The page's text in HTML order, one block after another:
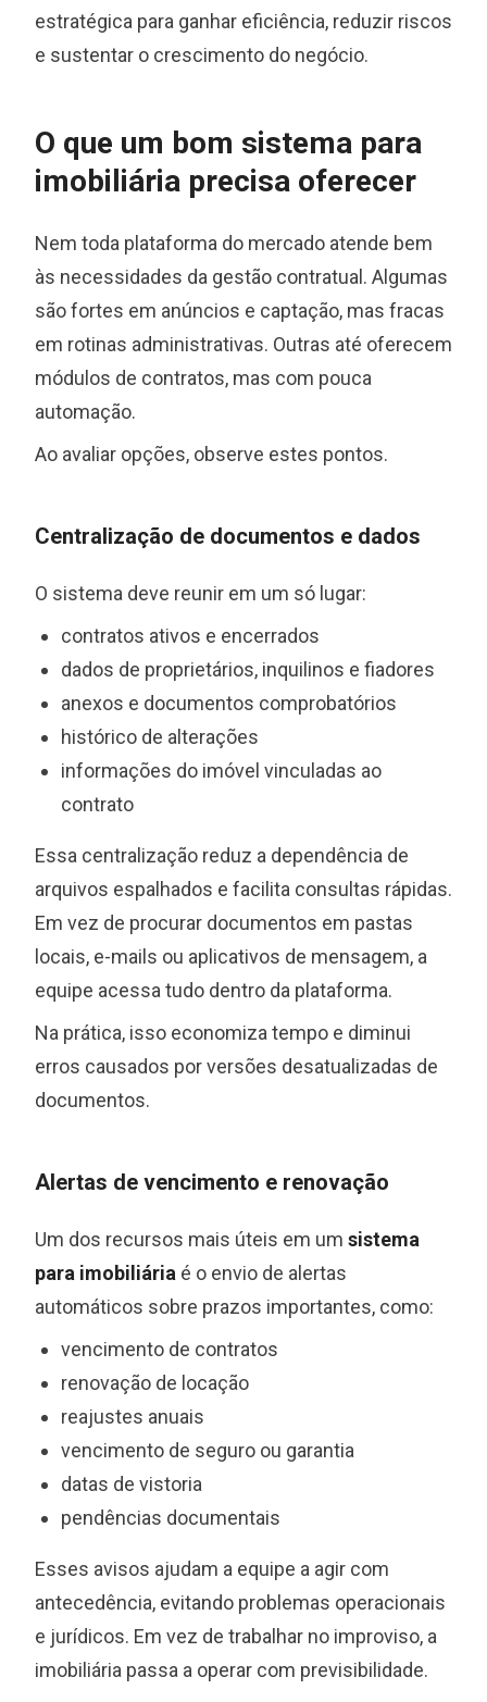
estratégica para ganhar eficiência, reduzir riscos
e sustentar o crescimento do negócio.
O que um bom sistema para
imobiliária precisa oferecer
Nem toda plataforma do mercado atende bem
às necessidades da gestão contratual. Algumas
são fortes em anúncios e captação, mas fracas
em rotinas administrativas. Outras até oferecem
módulos de contratos, mas com pouca
automação.
Ao avaliar opções, observe estes pontos.
Centralização de documentos e dados
O sistema deve reunir em um só lugar:
contratos ativos e encerrados
dados de proprietários, inquilinos e fiadores
anexos e documentos comprobatórios
histórico de alterações
informações do imóvel vinculadas ao
contrato
Essa centralização reduz a dependência de
arquivos espalhados e facilita consultas rápidas.
Em vez de procurar documentos em pastas
locais, e-mails ou aplicativos de mensagem, a
equipe acessa tudo dentro da plataforma.
Na prática, isso economiza tempo e diminui
erros causados por versões desatualizadas de
documentos.
Alertas de vencimento e renovação
Um dos recursos mais úteis em um sistema
para imobiliária é o envio de alertas
automáticos sobre prazos importantes, como:
vencimento de contratos
renovação de locação
reajustes anuais
vencimento de seguro ou garantia
datas de vistoria
pendências documentais
Esses avisos ajudam a equipe a agir com
antecedência, evitando problemas operacionais
e jurídicos. Em vez de trabalhar no improviso, a
imobiliária passa a operar com previsibilidade.